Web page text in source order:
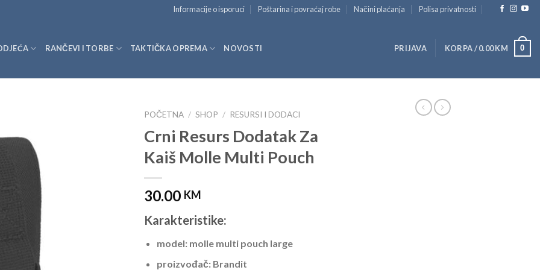
Informacije o isporuci Poštarina i povraćaj robe Načini plaćanja Polisa privatnosti
RANČEVI I TORBE TAKTIČKA OPREMA NOVOSTI PRIJAVA KORPA /0.00KM 0
POČETNA / SHOP / RESURSI I DODACI
Crni Resurs Dodatak Za
Kaiš Molle Multi Pouch
30.00 KM
Karakteristike:
model: molle multi pouch large
proizvođač: Brandit